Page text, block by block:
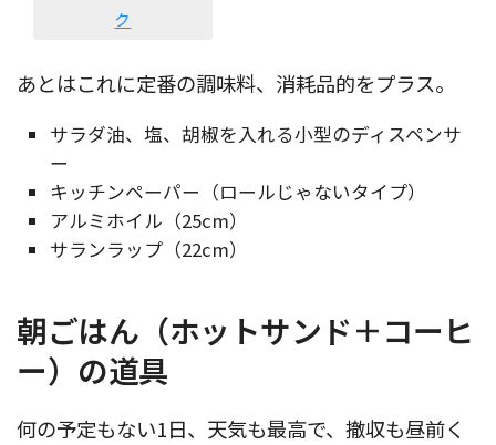
ク
あとはこれに定番の調味料、消耗品的をプラス。
サラダ油、塩、胡椒を入れる小型のディスペンサ
ー
キッチンペーパー（ロールじゃないタイプ）
アルミホイル（25cm）
サランラップ（22cm）
朝ごはん（ホットサンド＋コーヒ
ー）の道具
何の予定もない1日、天気も最高で、撤収も昼前く